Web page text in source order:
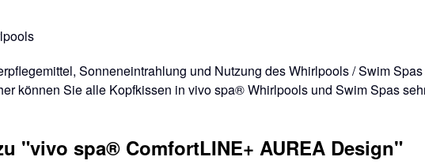
Sonneneintrahlung und Nutzung des Whirlpools / Swim
können Sie alle Kopfkissen in vivo spa® Whirlpools und Swim Spas
"vivo spa® ComfortLINE+ AUREA Design"